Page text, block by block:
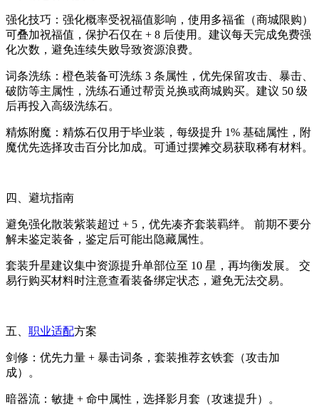
强化技巧：强化概率受祝福值影响，使用多福雀（商城限购）
可叠加祝福值，保护石仅在 + 8 后使用。建议每天完成免费强
化次数，避免连续失败导致资源浪费。
词条洗练：橙色装备可洗练 3 条属性，优先保留攻击、暴击、
破防等主属性，洗练石通过帮贡兑换或商城购买。建议 50 级
后再投入高级洗练石。
精炼附魔：精炼石仅用于毕业装，每级提升 1% 基础属性，附
魔优先选择攻击百分比加成。可通过摆摊交易获取稀有材料。
四、避坑指南
避免强化散装紫装超过 + 5，优先凑齐套装羁绊。 前期不要分
解未鉴定装备，鉴定后可能出隐藏属性。
套装升星建议集中资源提升单部位至 10 星，再均衡发展。 交
易行购买材料时注意查看装备绑定状态，避免无法交易。
五、 职业适配方案
剑修：优先力量 + 暴击词条，套装推荐玄铁套（攻击加
成）。
暗器流：敏捷 + 命中属性，选择影月套（攻速提升）。